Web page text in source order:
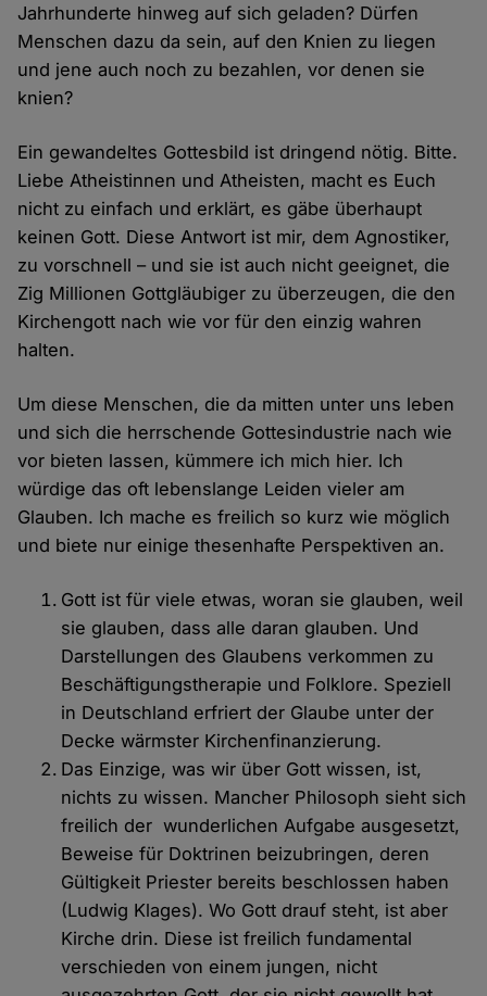
Jahrhunderte hinweg auf sich geladen? Dürfen
Menschen dazu da sein, auf den Knien zu liegen
und jene auch noch zu bezahlen, vor denen sie
knien?
Ein gewandeltes Gottesbild ist dringend nötig. Bitte.
Liebe Atheistinnen und Atheisten, macht es Euch
nicht zu einfach und erklärt, es gäbe überhaupt
keinen Gott. Diese Antwort ist mir, dem Agnostiker,
zu vorschnell – und sie ist auch nicht geeignet, die
Zig Millionen Gottgläubiger zu überzeugen, die den
Kirchengott nach wie vor für den einzig wahren
halten.
Um diese Menschen, die da mitten unter uns leben
und sich die herrschende Gottesindustrie nach wie
vor bieten lassen, kümmere ich mich hier. Ich
würdige das oft lebenslange Leiden vieler am
Glauben. Ich mache es freilich so kurz wie möglich
und biete nur einige thesenhafte Perspektiven an.
Gott ist für viele etwas, woran sie glauben, weil
sie glauben, dass alle daran glauben. Und
Darstellungen des Glaubens verkommen zu
Beschäftigungstherapie und Folklore. Speziell
in Deutschland erfriert der Glaube unter der
Decke wärmster Kirchenfinanzierung.
Das Einzige, was wir über Gott wissen, ist,
nichts zu wissen. Mancher Philosoph sieht sich
freilich der wunderlichen Aufgabe ausgesetzt,
Beweise für Doktrinen beizubringen, deren
Gültigkeit Priester bereits beschlossen haben
(Ludwig Klages). Wo Gott drauf steht, ist aber
Kirche drin. Diese ist freilich fundamental
verschieden von einem jungen, nicht